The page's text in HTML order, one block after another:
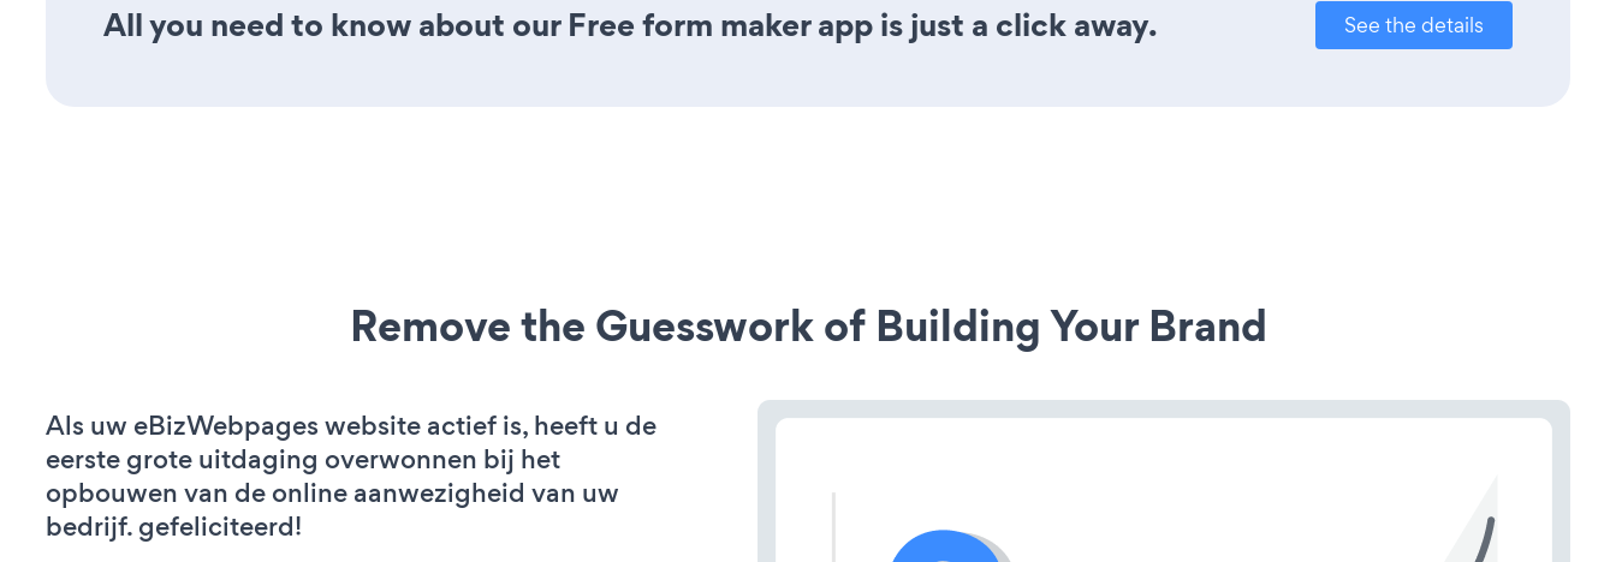
All you need to know about our Free form maker app is just a click away. See the details
Remove the Guesswork of Building Your Brand
Als uw eBizWebpages website actief is, heeft u de
eerste grote uitdaging overwonnen bij het
opbouwen van de online aanwezigheid van uw
bedrijf. gefeliciteerd!